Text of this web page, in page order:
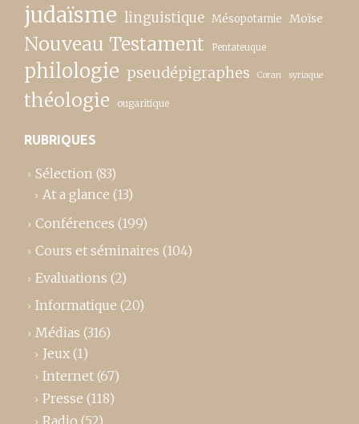
judaïsme linguistique Mésopotamie Moïse
Nouveau Testament Pentateuque
philologie pseudépigraphes Coran syriaque
théologie ougaritique
RUBRIQUES
Sélection (83)
At a glance (13)
Conférences (199)
Cours et séminaires (104)
Evaluations (2)
Informatique (20)
Médias (316)
Jeux (1)
Internet (67)
Presse (118)
Radio (52)